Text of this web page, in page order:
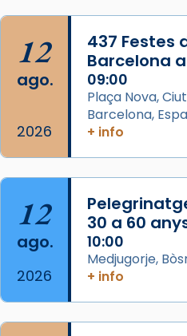
Acompanyant la
partir de l’Edat Mitjana
que les santes Juliana
Semproniana (“relatiu
eterna”) són deixebles
frare Joan Gaspar
que les santes són
Mataró en reivindicarà
Foto
View on Facebook ·
12
ago.
2026
437 Festes
Barcelona
09:00
Plaça Nova,
Barcelona,
+ info
12
ago.
2026
30 a 60
10:00
Medjugorje,
+ info